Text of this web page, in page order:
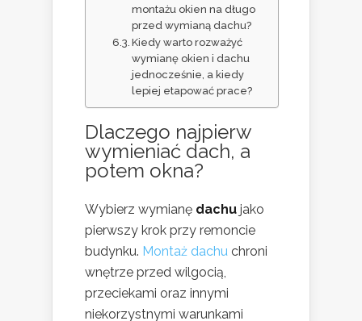
montażu okien na długo
przed wymianą dachu?
Kiedy warto rozważyć
wymianę okien i dachu
jednocześnie, a kiedy
lepiej etapować prace?
Dlaczego najpierw
wymieniać dach, a
potem okna?
Wybierz wymianę dachu jako
pierwszy krok przy remoncie
budynku. Montaż dachu chroni
wnętrze przed wilgocią,
przeciekami oraz innymi
niekorzystnymi warunkami